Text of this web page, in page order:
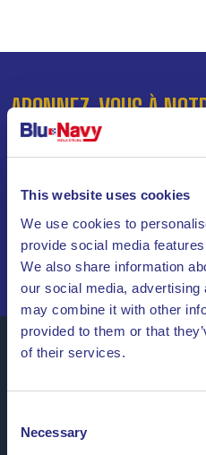
This website uses cookies
We use cookies to
provide social media
We also share information
our social media,
may combine it with other
provided to them or that
of their services.
Selection
Necessary
ABONNEZ-VOUS À
D’INFORMATION
NAVIGUEZ PARMI DES
DESTINATIONS DE RÊVE ET
Jusqu’à24 liaisons par jour,